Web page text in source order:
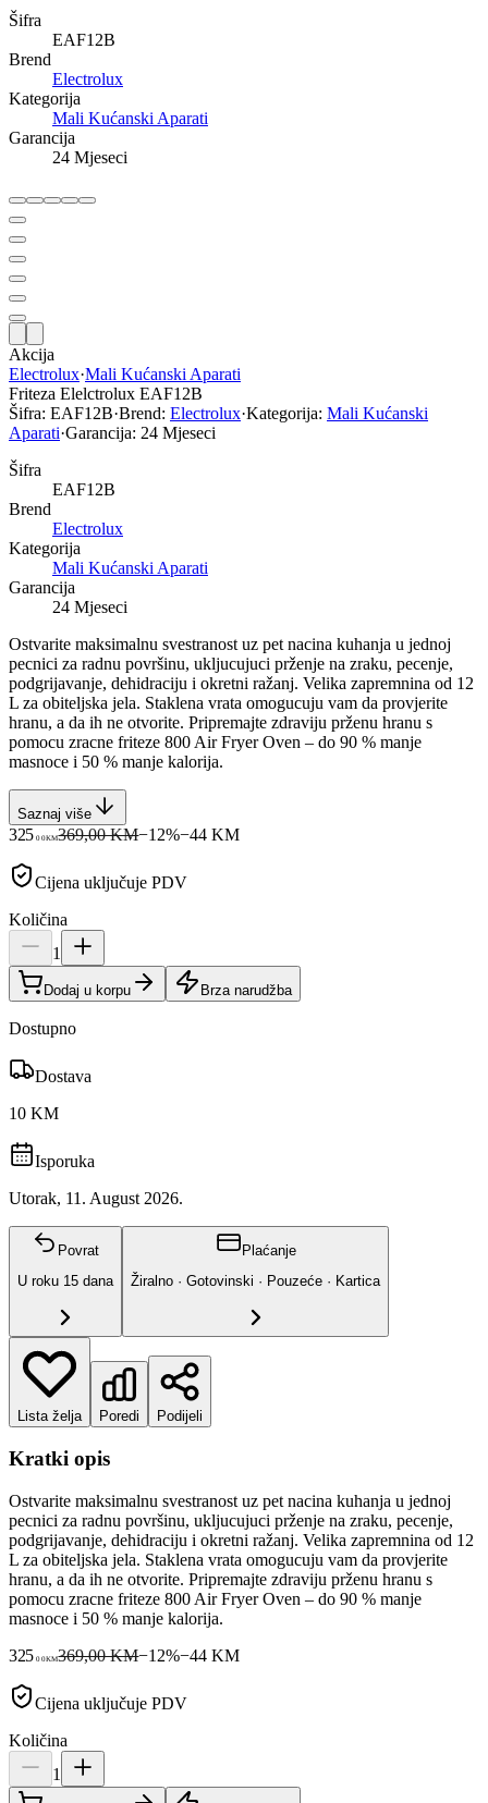
Šifra
EAF12B
Brend
Electrolux
Kategorija
Mali Kućanski Aparati
Garancija
24 Mjeseci
Akcija
Electrolux·Mali Kućanski Aparati
Friteza Elelctrolux EAF12B
Šifra: EAF12B·Brend: Electrolux·Kategorija: Mali Kućanski
Aparati·Garancija: 24 Mjeseci
Šifra
EAF12B
Brend
Electrolux
Kategorija
Mali Kućanski Aparati
Garancija
24 Mjeseci
Ostvarite maksimalnu svestranost uz pet nacina kuhanja u jednoj
pecnici za radnu površinu, ukljucujuci prženje na zraku, pecenje,
podgrijavanje, dehidraciju i okretni ražanj. Velika zapremnina od 12
L za obiteljska jela. Staklena vrata omogucuju vam da provjerite
hranu, a da ih ne otvorite. Pripremajte zdraviju prženu hranu s
pomocu zracne friteze 800 Air Fryer Oven – do 90 % manje
masnoce i 50 % manje kalorija.
Saznaj više
325 00KM369,00 KM−12%−44 KM
Cijena uključuje PDV
Količina
1
Dodaj u korpu Brza narudžba
Dostupno
Dostava
10 KM
Isporuka
Utorak, 11. August 2026.
Povrat
U roku 15 dana
Plaćanje
Žiralno · Gotovinski · Pouzeće · Kartica
Lista želja Poredi Podijeli
Kratki opis
Ostvarite maksimalnu svestranost uz pet nacina kuhanja u jednoj
pecnici za radnu površinu, ukljucujuci prženje na zraku, pecenje,
podgrijavanje, dehidraciju i okretni ražanj. Velika zapremnina od 12
L za obiteljska jela. Staklena vrata omogucuju vam da provjerite
hranu, a da ih ne otvorite. Pripremajte zdraviju prženu hranu s
pomocu zracne friteze 800 Air Fryer Oven – do 90 % manje
masnoce i 50 % manje kalorija.
325 00KM369,00 KM−12%−44 KM
Cijena uključuje PDV
Količina
1